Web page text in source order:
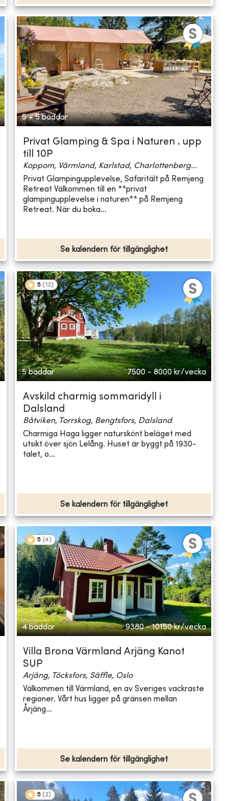
5 + 5 bäddar
Privat Glamping & Spa i Naturen . upp
till 10P
Koppom, Värmland, Karlstad, Charlottenberg...
Privat Glampingupplevelse, Safaritält på Remjeng
Retreat Välkommen till en **privat
glampingupplevelse i naturen** på Remjeng
Retreat. När du boka...
Se kalendern för tillgänglighet
5 (12)
5 bäddar 7500 - 8000 kr/vecka
Avskild charmig sommaridyll i
Dalsland
Båtviken, Torrskog, Bengtsfors, Dalsland
Charmiga Haga ligger naturskönt beläget med
utsikt över sjön Lelång. Huset är byggt på 1930-
talet, o...
Se kalendern för tillgänglighet
5 (4)
4 bäddar 9380 - 10150 kr/vecka
Villa Brona Värmland Arjäng Kanot
SUP
Arjäng, Töcksfors, Säffle, Oslo
Välkommen till Värmland, en av Sveriges vackraste
regioner. Vårt hus ligger på gränsen mellan
Årjäng...
Se kalendern för tillgänglighet
5 (2)